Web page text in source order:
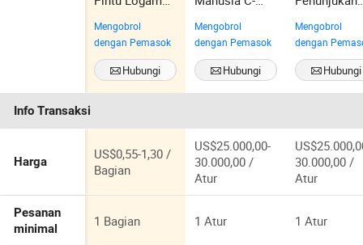
Tinggi, Kontak
Magnetik,
Alarm Pintu
Mengobrol
dengan Pemasok
Hubungi
Sekarang
Pemrosesan
Sinyal Doppler
Lanjutan
Mengobrol
dengan Pemasok
Hubungi
Sekarang
State L-Band
Mengobrol
dengan
Hubungi
Sekarang
Info Transaksi
Harga
US$0,55-1,30 /
Bagian
US$25.000,00-
30.000,00 /
Atur
30.000,00 /
Atur
Pesanan
minimal
1 Bagian 1 Atur 1 Atur